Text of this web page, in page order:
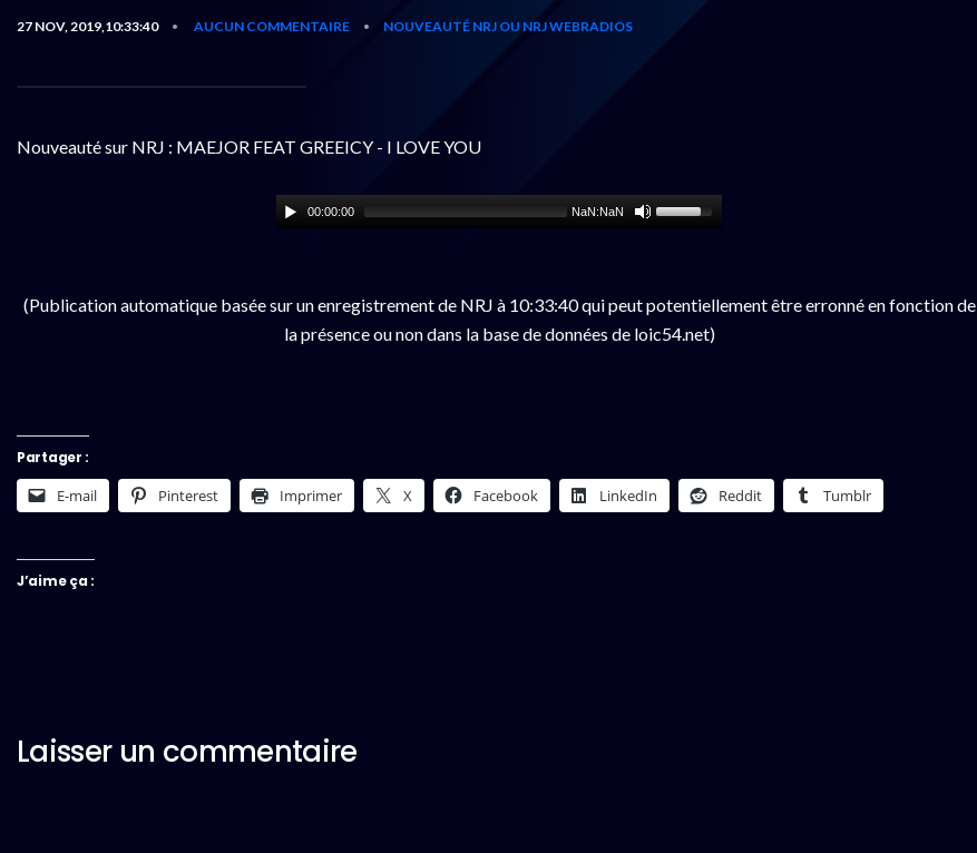
27 NOV, 2019,10:33:40 • AUCUN COMMENTAIRE • NOUVEAUTÉ NRJ OU NRJ WEBRADIOS
Nouveauté sur NRJ : MAEJOR FEAT GREEICY - I LOVE YOU
00:00:00 NaN:NaN
(Publication automatique basée sur un enregistrement de NRJ à 10:33:40 qui peut potentiellement être erronné en fonction de
la présence ou non dans la base de données de loic54.net)
Partager :
E-mail Pinterest Imprimer X Facebook LinkedIn Reddit Tumblr
J’aime ça :
Laisser un commentaire